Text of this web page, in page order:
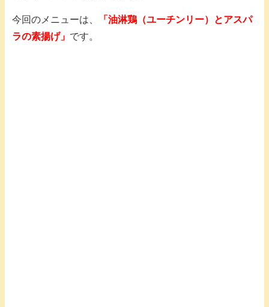
今回のメニューは、
「油淋鶏（ユーチンリー）とアスパ
ラの素揚げ」 です。